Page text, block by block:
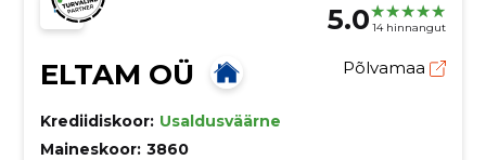
5.0 14 hinnangut
ELTAM OÜ Põlvamaa
Krediidiskoor: Usaldusväärne
Maineskoor: 3860